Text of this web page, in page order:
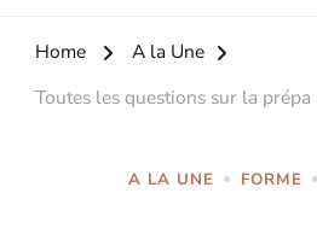
Home
A la Une
Toutes les questions sur la
A LA UNE FORME